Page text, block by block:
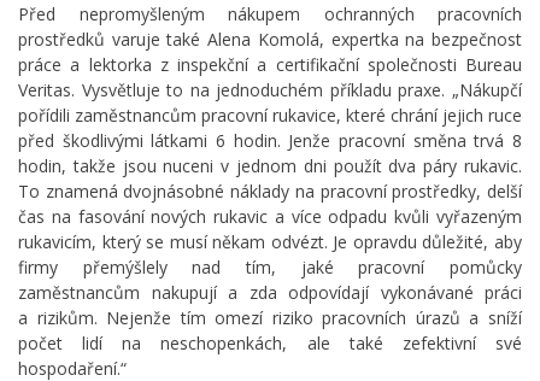
Před nepromyšleným nákupem ochranných pracovních
prostředků varuje také Alena Komolá, expertka na bezpečnost
práce a lektorka z inspekční a certifikační společnosti Bureau
Veritas. Vysvětluje to na jednoduchém příkladu praxe. „Nákupčí
pořídili zaměstnancům pracovní rukavice, které chrání jejich ruce
před škodlivými látkami 6 hodin. Jenže pracovní směna trvá 8
hodin, takže jsou nuceni v jednom dni použít dva páry rukavic.
To znamená dvojnásobné náklady na pracovní prostředky, delší
čas na fasování nových rukavic a více odpadu kvůli vyřazeným
rukavicím, který se musí někam odvézt. Je opravdu důležité, aby
firmy přemýšlely nad tím, jaké pracovní pomůcky
zaměstnancům nakupují a zda odpovídají vykonávané práci
a rizikům. Nejenže tím omezí riziko pracovních úrazů a sníží
počet lidí na neschopenkách, ale také zefektivní své
hospodaření.“